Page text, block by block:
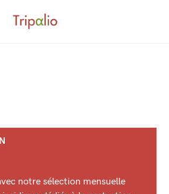
notre sélection mensuelle